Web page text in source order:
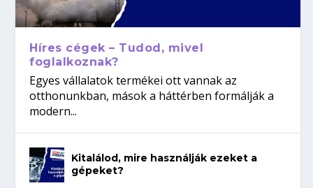
Híres cégek – Tudod, mivel
foglalkoznak?
Egyes vállalatok termékei ott vannak az
otthonunkban, mások a háttérben formálják a
modern...
Kitalálod, mire használják ezeket a
gépeket?